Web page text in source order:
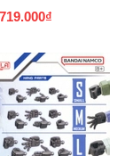
BANDAI
719.000₫